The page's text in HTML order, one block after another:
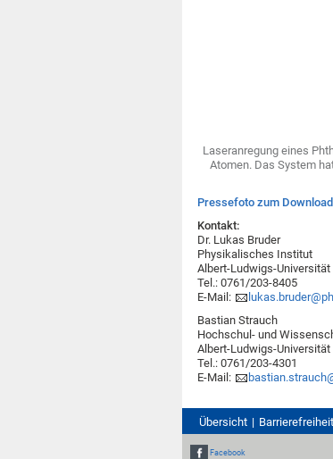
Laseranregung eines
Atomen. Das System
Pressefoto zum Download
Kontakt:
Dr. Lukas Bruder
Physikalisches Institut
Albert-Ludwigs-Universität
Tel.: 0761/203-8405
E-Mail:
Bastian Strauch
Hochschul- und
Albert-Ludwigs-Universität
Tel.: 0761/203-4301
E-Mail:
Übersicht Barrierefreiheit
Facebook